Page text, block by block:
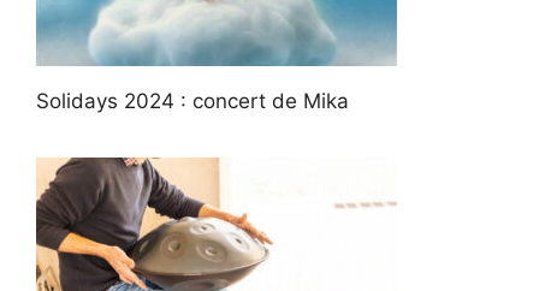
Solidays 2024 : concert de Mika